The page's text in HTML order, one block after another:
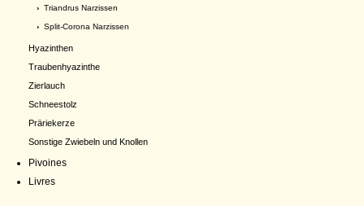
› Triandrus Narzissen
› Split-Corona Narzissen
Hyazinthen
Traubenhyazinthe
Zierlauch
Schneestolz
Präriekerze
Sonstige Zwiebeln und Knollen
Pivoines
Livres